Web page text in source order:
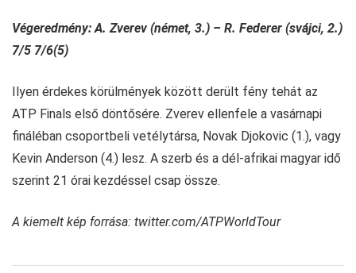
Végeredmény: A. Zverev (német, 3.) – R. Federer (svájci, 2.)
7/5 7/6(5)
Ilyen érdekes körülmények között derült fény tehát az
ATP Finals első döntősére. Zverev ellenfele a vasárnapi
fináléban csoportbeli vetélytársa, Novak Djokovic (1.), vagy
Kevin Anderson (4.) lesz. A szerb és a dél-afrikai magyar idő
szerint 21 órai kezdéssel csap össze.
A kiemelt kép forrása: twitter.com/ATPWorldTour